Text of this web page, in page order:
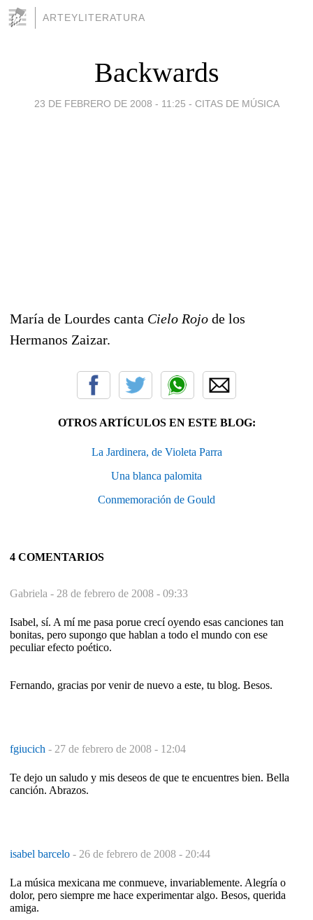
ARTEYLITERATURA
Backwards
23 DE FEBRERO DE 2008 - 11:25 - CITAS DE MÚSICA
María de Lourdes canta Cielo Rojo de los
Hermanos Zaizar.
OTROS ARTÍCULOS EN ESTE BLOG:
La Jardinera, de Violeta Parra
Una blanca palomita
Conmemoración de Gould
4 COMENTARIOS
Gabriela - 28 de febrero de 2008 - 09:33
Isabel, sí. A mí me pasa porue crecí oyendo esas canciones tan
bonitas, pero supongo que hablan a todo el mundo con ese
peculiar efecto poético.
Fernando, gracias por venir de nuevo a este, tu blog. Besos.
fgiucich - 27 de febrero de 2008 - 12:04
Te dejo un saludo y mis deseos de que te encuentres bien. Bella
canción. Abrazos.
isabel barcelo - 26 de febrero de 2008 - 20:44
La música mexicana me conmueve, invariablemente. Alegría o
dolor, pero siempre me hace experimentar algo. Besos, querida
amiga.